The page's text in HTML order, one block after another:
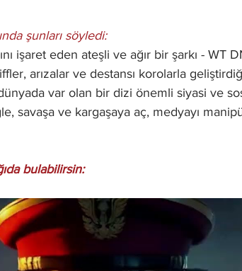
şunları söyledi:
işaret eden ateşli ve ağır bir şarkı - WT
arızalar ve destansı korolarla
var olan bir dizi önemli siyasi ve
savaşa ve kargaşaya aç, medyayı
bulabilirsin: